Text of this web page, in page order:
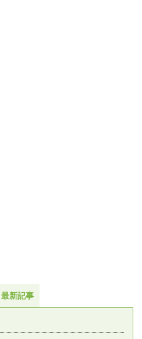
最新記事